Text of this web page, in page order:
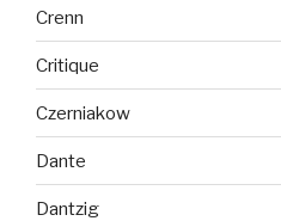
Crenn
Critique
Czerniakow
Dante
Dantzig